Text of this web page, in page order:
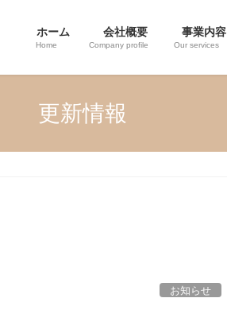
ホーム
Home
会社概要
Company profile
事業内容
Our services
更新情報
お知らせ